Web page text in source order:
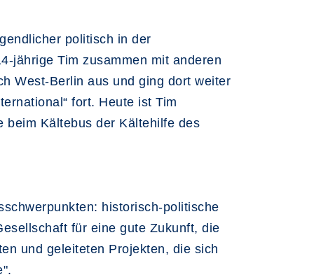
politisch in der
jährige Tim zusammen mit anderen
West-Berlin aus und ging dort weiter
fort. Heute ist Tim
beim Kältebus der Kältehilfe des
historisch-politische
für eine gute Zukunft, die
und geleiteten Projekten, die sich